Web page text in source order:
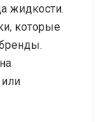
жидкости.
которые